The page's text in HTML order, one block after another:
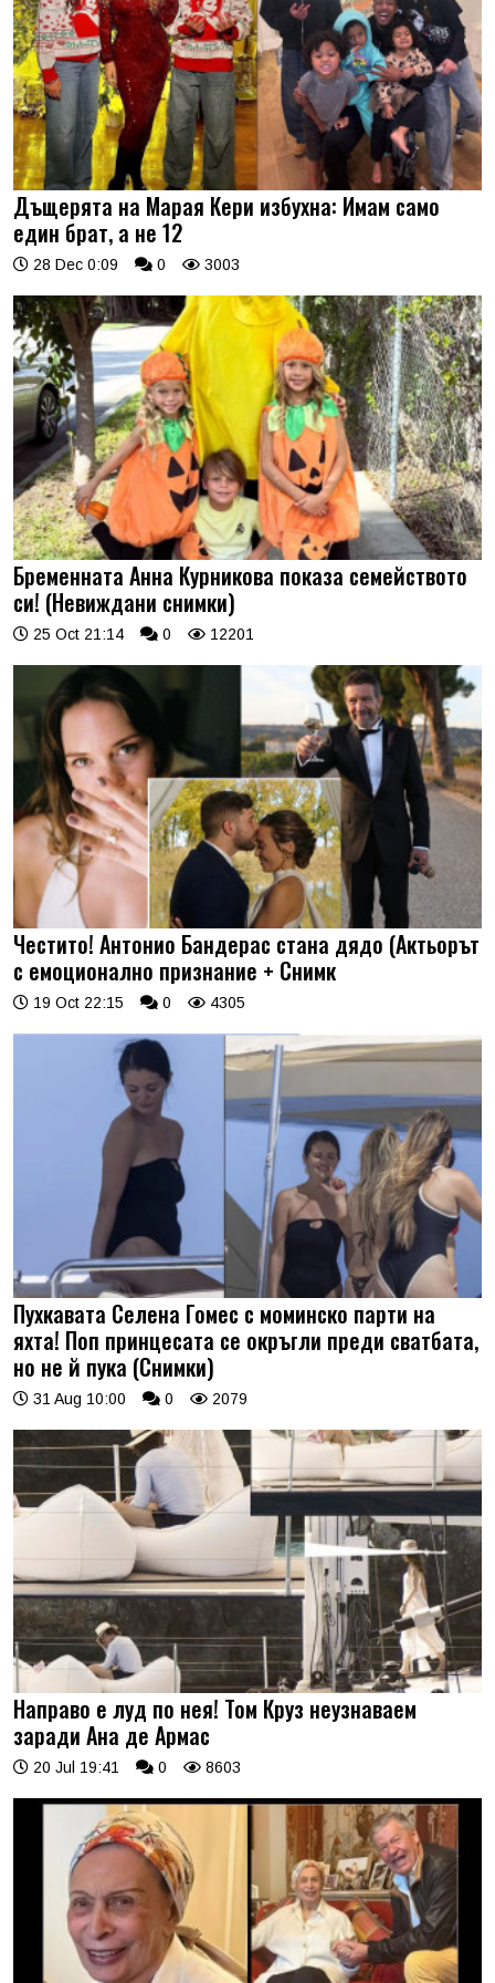
Дъщерята на Марая Кери избухна: Имам само
един брат, а не 12
28 Dec 0:09 0 3003
Бременната Анна Курникова показа семейството
си! (Невиждани снимки)
25 Oct 21:14 0 12201
Честито! Антонио Бандерас стана дядо (Актьорът
с емоционално признание + Снимк
19 Oct 22:15 0 4305
Пухкавата Селена Гомес с моминско парти на
яхта! Поп принцесата се окръгли преди сватбата,
но не й пука (Снимки)
31 Aug 10:00 0 2079
Направо е луд по нея! Том Круз неузнаваем
заради Ана де Армас
20 Jul 19:41 0 8603